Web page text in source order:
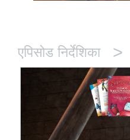
एपिसोड निर्देशिका >